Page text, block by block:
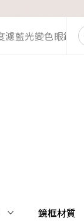
濾藍光變色眼鏡
鏡框材質